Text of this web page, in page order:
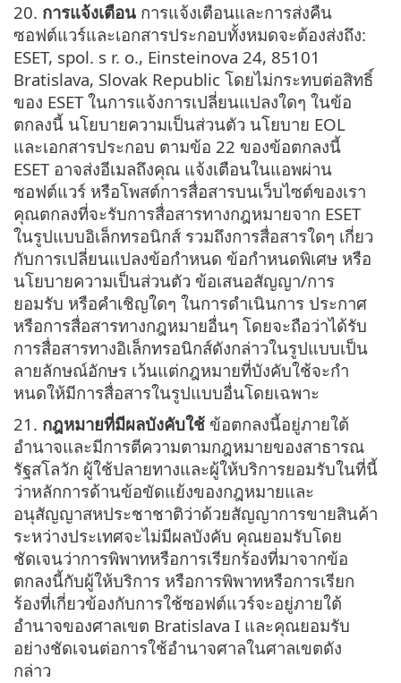
20. การแจ้งเตือน การแจ้งเตือนและการส่งคืน
ซอฟต์แวร์และเอกสารประกอบทั้งหมดจะต้องส่งถึง:
ESET, spol. s r. o., Einsteinova 24, 85101
Bratislava, Slovak Republic โดยไม่กระทบต่อสิทธิ์
ของ ESET ในการแจ้งการเปลี่ยนแปลงใดๆ ในข้อ
ตกลงนี้ นโยบายความเป็นส่วนตัว นโยบาย EOL
และเอกสารประกอบ ตามข้อ 22 ของข้อตกลงนี้
ESET อาจส่งอีเมลถึงคุณ แจ้งเตือนในแอพผ่าน
ซอฟต์แวร์ หรือโพสต์การสื่อสารบนเว็บไซต์ของเรา
คุณตกลงที่จะรับการสื่อสารทางกฎหมายจาก ESET
ในรูปแบบอิเล็กทรอนิกส์ รวมถึงการสื่อสารใดๆ เกี่ยว
กับการเปลี่ยนแปลงข้อกําหนด ข้อกําหนดพิเศษ หรือ
นโยบายความเป็นส่วนตัว ข้อเสนอสัญญา/การ
ยอมรับ หรือคําเชิญใดๆ ในการดำเนินการ ประกาศ
หรือการสื่อสารทางกฎหมายอื่นๆ โดยจะถือว่าได้รับ
การสื่อสารทางอิเล็กทรอนิกส์ดังกล่าวในรูปแบบเป็น
ลายลักษณ์อักษร เว้นแต่กฎหมายที่บังคับใช้จะกํา
หนดให้มีการสื่อสารในรูปแบบอื่นโดยเฉพาะ
21. กฎหมายที่มีผลบังคับใช้ ข้อตกลงนี้อยู่ภายใต้
อำนาจและมีการตีความตามกฎหมายของสาธารณ
รัฐสโลวัก ผู้ใช้ปลายทางและผู้ให้บริการยอมรับในที่นี้
ว่าหลักการด้านข้อขัดแย้งของกฎหมายและ
อนุสัญญาสหประชาชาติว่าด้วยสัญญาการขายสินค้า
ระหว่างประเทศจะไม่มีผลบังคับ คุณยอมรับโดย
ชัดเจนว่าการพิพาทหรือการเรียกร้องที่มาจากข้อ
ตกลงนี้กับผู้ให้บริการ หรือการพิพาทหรือการเรียก
ร้องที่เกี่ยวข้องกับการใช้ซอฟต์แวร์จะอยู่ภายใต้
อำนาจของศาลเขต Bratislava I และคุณยอมรับ
อย่างชัดเจนต่อการใช้อำนาจศาลในศาลเขตดัง
กล่าว